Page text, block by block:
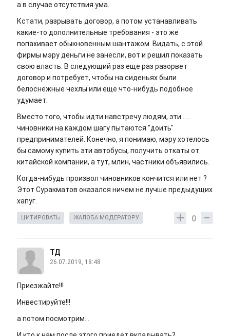
а в случае отсутствия ума.
Кстати, разрывать договор, а потом устанавливать
какие-то дополнительные требования - это же
попахивает обыкновенным шантажом. Видать, с этой
фирмы мэру деньги не занесли, вот и решил показать
свою власть. В следующий раз еще раз разорвет
договор и потребует, чтобы на сиденьях были
белоснежные чехлы или еще что-нибудь подобное
удумает.
Вместо того, чтобы идти навстречу людям, эти .....
чиновники на каждом шагу пытаются "доить"
предпринимателей. Конечно, я понимаю, мэру хотелось
бы самому купить эти автобусы, получить откаты от
китайской компании, а тут, млин, частники объявились.
Когда-нибудь произвол чиновников кончится или нет ?
Этот Суракматов оказался ничем не лучше предыдущих
хапуг.
0
ЦИТИРОВАТЬ ЖАЛОБА МОДЕРАТОРУ
ТД
26.07.2019, 18:48
Приезжайте!!!
Инвестируйте!!!
а потом посмотрим...